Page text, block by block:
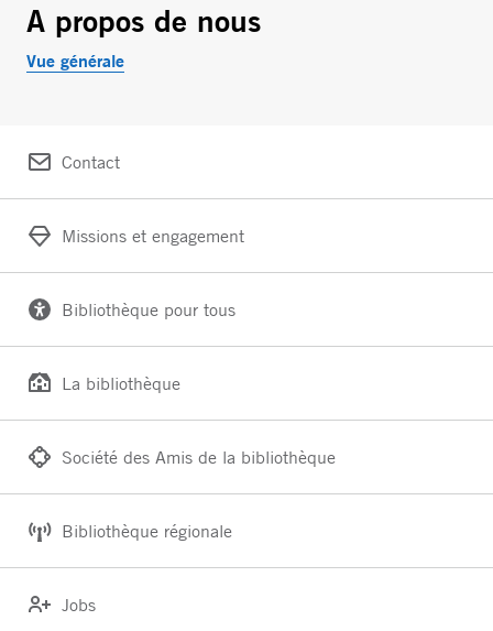
A propos de nous
Vue générale
Contact
Missions et engagement
Bibliothèque pour tous
La bibliothèque
Société des Amis de la bibliothèque
Bibliothèque régionale
Jobs